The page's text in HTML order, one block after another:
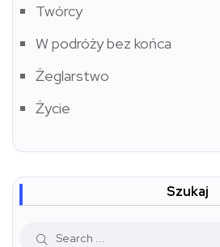
Twórcy
W podróży bez końca
Żeglarstwo
Życie
Szukaj